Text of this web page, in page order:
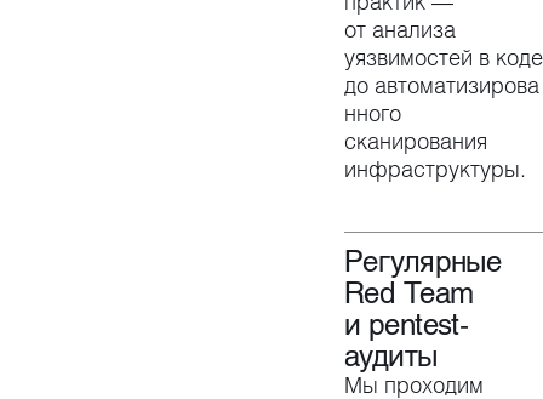
от анализа
уязвимостей в коде
до автоматизирова
нного
сканирования
инфраструктуры.
Регулярные
Red Team
и pentest-
аудиты
Мы проходим